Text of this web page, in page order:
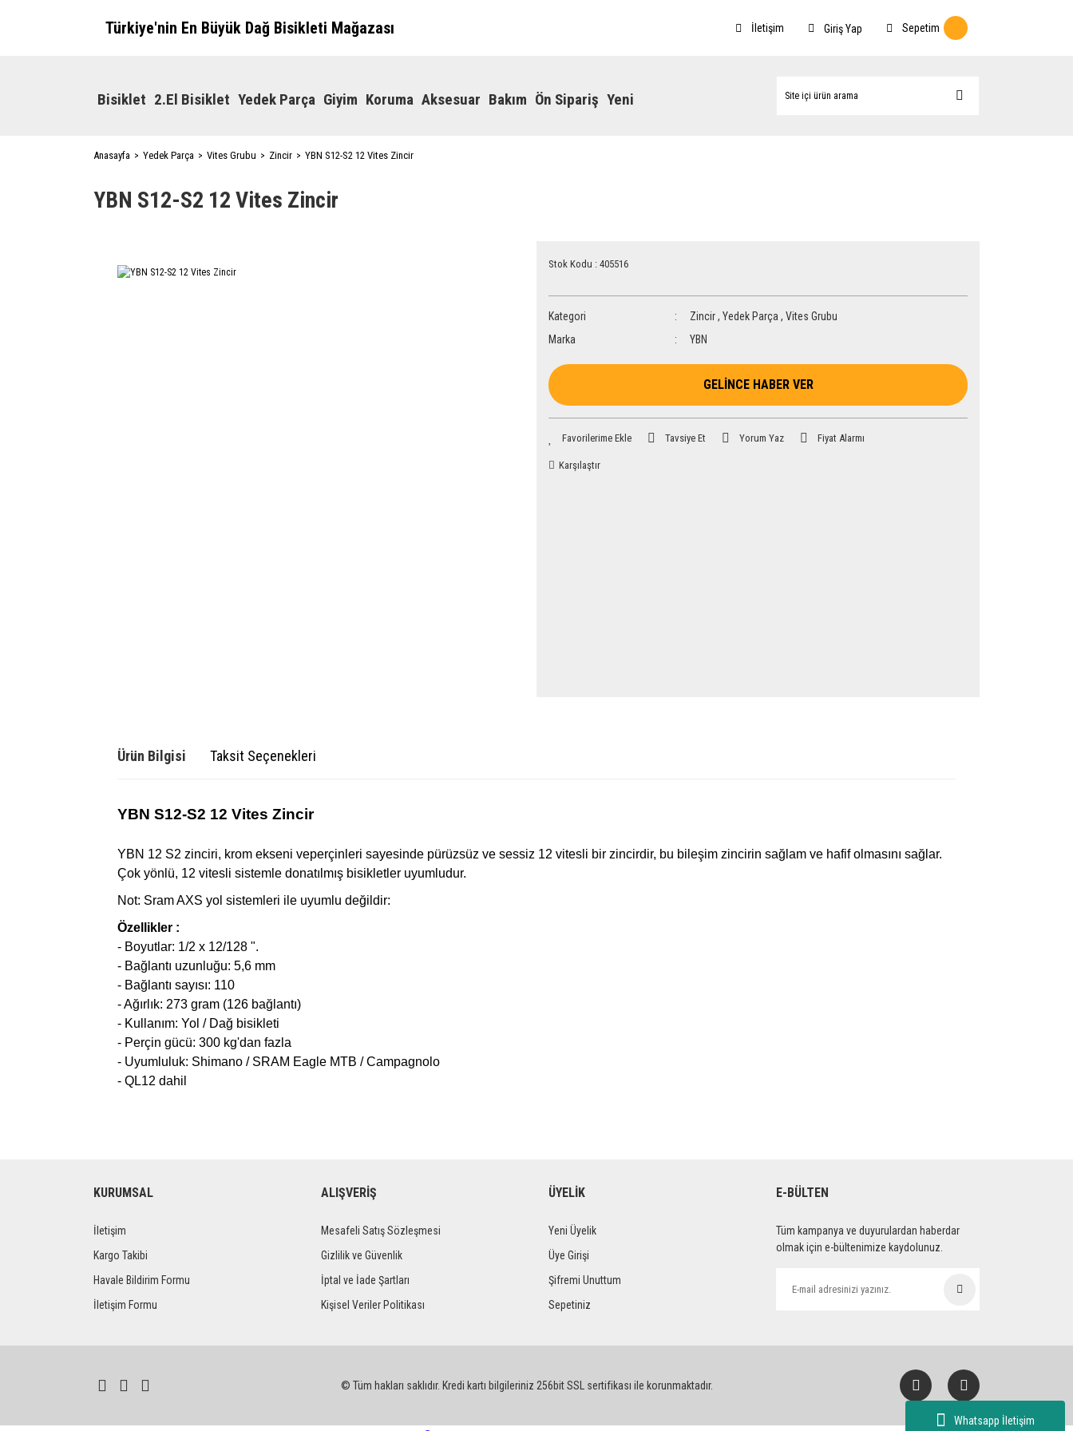
Whatsapp İletişim
Türkiye'nin En Büyük Dağ Bisikleti Mağazası İletişim Giriş Yap Sepetim
Bisiklet 2.El Bisiklet Yedek Parça Giyim Koruma Aksesuar Bakım Ön Sipariş Yeni
Anasayfa Yedek Parça Vites Grubu Zincir YBN S12-S2 12 Vites Zincir
YBN S12-S2 12 Vites Zincir
Stok Kodu : 405516
Kategori Zincir , Yedek Parça , Vites Grubu
Marka
YBN
GELİNCE HABER VER
Tavsiye Et Yorum Yaz Fiyat Alarmı
Karşılaştır
Ürün Bilgisi Taksit Seçenekleri
YBN S12-S2 12 Vites Zincir
YBN 12 S2 zinciri, krom ekseni veperçinleri sayesinde pürüzsüz ve sessiz 12 vitesli bir zincirdir, bu bileşim zincirin sağlam ve hafif olmasını sağlar.
Çok yönlü, 12 vitesli sistemle donatılmış bisikletler uyumludur.
Not: Sram AXS yol sistemleri ile uyumlu değildir:
Özellikler :
- Boyutlar: 1/2 x 12/128 ".
- Bağlantı uzunluğu: 5,6 mm
- Bağlantı sayısı: 110
- Ağırlık: 273 gram (126 bağlantı)
- Kullanım: Yol / Dağ bisikleti
- Perçin gücü: 300 kg'dan fazla
- Uyumluluk: Shimano / SRAM Eagle MTB / Campagnolo
- QL12 dahil
KURUMSAL
İletişim
Kargo Takibi
Havale Bildirim Formu
İletişim Formu
ALIŞVERİŞ
Mesafeli Satış Sözleşmesi
Gizlilik ve Güvenlik
İptal ve İade Şartları
Kişisel Veriler Politikası
ÜYELİK
Yeni Üyelik
Üye Girişi
Şifremi Unuttum
Sepetiniz
E-BÜLTEN
Tüm kampanya ve duyurulardan haberdar
olmak için e-bültenimize kaydolunuz.
© Tüm hakları saklıdır. Kredi kartı bilgileriniz 256bit SSL sertifikası ile korunmaktadır.